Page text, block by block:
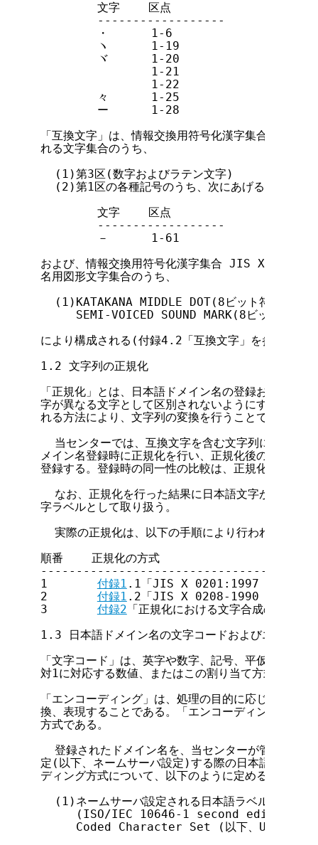
        文字    区点
        ------------------
        ・      1-6
        ヽ      1-19
        ヾ      1-20
        ゝ      1-21
        ゞ      1-22
        々      1-25
        ー      1-28
「互換文字」は、情報交換用符号化漢字集合 JIS
れる文字集合のうち、
  (1)第3区(数字およびラテン文字)
  (2)第1区の各種記号のうち、次にあげる文字
        文字    区点
        ------------------
        －      1-61
および、情報交換用符号化漢字集合 JIS X
名用図形文字集合のうち、
(1)KATAKANA MIDDLE DOT(8ビット符号:
SEMI-VOICED SOUND MARK(8ビット符号:
により構成される(付録4.2「互換文字」を参照)。
1.2 文字列の正規化
「正規化」とは、日本語ドメイン名の登録および利
字が異なる文字として区別されないようにするため
れる方法により、文字列の変換を行うことである。
当センターでは、互換文字を含む文字列に対して
メイン名登録時に正規化を行い、正規化後の文字列
登録する。登録時の同一性の比較は、正規化後の文字
なお、正規化を行った結果に日本語文字が1文字
字ラベルとして取り扱う。
  実際の正規化は、以下の手順により行われる。
順番    正規化の方式
1 付録1 .1「JIS X 0201:1997 における文
2 付録1 .2「JIS X 0208-1990 における文
3 付録2 「正規化における文字合成の方式」
1.3 日本語ドメイン名の文字コードおよびエンコー
「文字コード」は、英字や数字、記号、平仮名、片
対1に対応する数値、またはこの割り当て方式を定め
「エンコーディング」は、処理の目的に応じて、都
換、表現することである。「エンコーディング方式
方式である。
登録されたドメイン名を、当センターが管理する
定(以下、ネームサーバ設定)する際の日本語ラベル
ディング方式について、以下のように定める。
(1)ネームサーバ設定される日本語ラベルの文字
(ISO/IEC 10646-1 second edition)
Coded Character Set (以下、UCS)を使